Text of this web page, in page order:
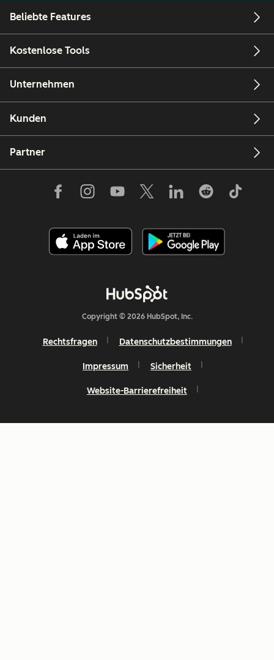
Beliebte Features
Kostenlose Tools
Unternehmen
Kunden
Partner
Copyright © 2026 HubSpot, Inc.
Rechtsfragen Datenschutzbestimmungen
Impressum Sicherheit
Website-Barrierefreiheit